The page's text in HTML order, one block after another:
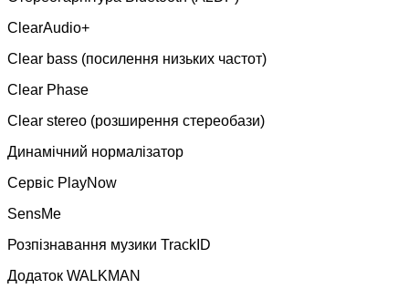
ClearAudio+
Clear bass (посилення низьких частот)
Clear Phase
Clear stereo (розширення стереобази)
Динамічний нормалізатор
Сервіс PlayNow
SensMe
Розпізнавання музики TrackID
Додаток WALKMAN